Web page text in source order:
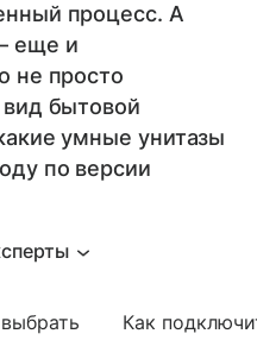
процесс. А
еще и
не просто
бытовой
умные унитазы
по версии
Как